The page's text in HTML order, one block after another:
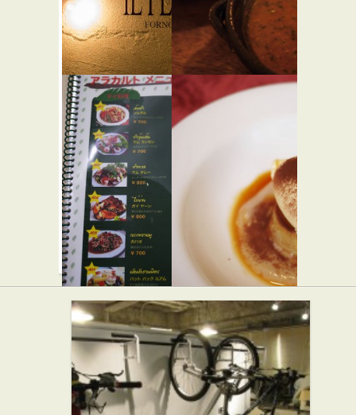
イル・ペ
ンティー
ト ★★★
イタリアン
ライオン
バイトー
ンク
アジア・エスニッ
ク
キノシタ
★☆☆
フレンチ